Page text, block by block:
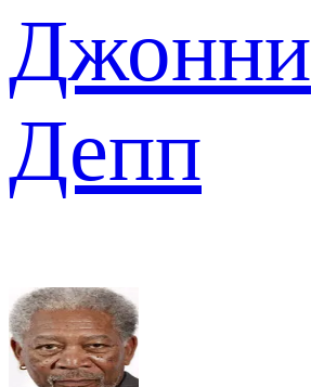
Джонни
Депп